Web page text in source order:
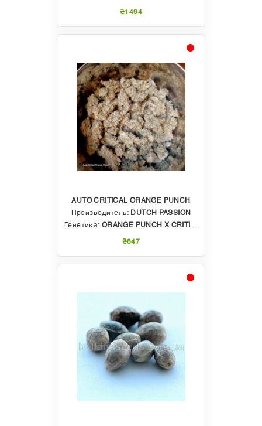
₴1494
AUTO CRITICAL ORANGE PUNCH
Производитель: DUTCH PASSION
Генетика: ORANGE PUNCH X CRITICAL BILBO AUTO
₴847